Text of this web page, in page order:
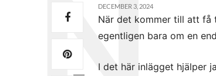
DECEMBER 3, 2024
När det kommer till att få
egentligen bara om en
I det här inlägget hjälper